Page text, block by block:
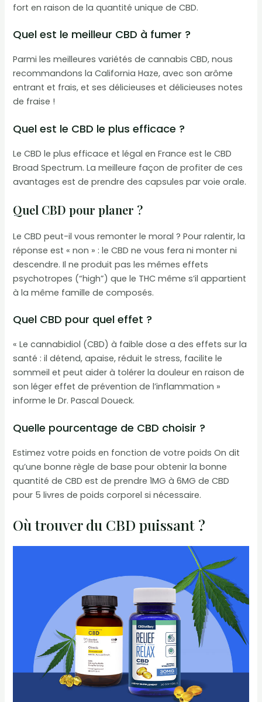
fort en raison de la quantité unique de CBD.
Quel est le meilleur CBD à fumer ?
Parmi les meilleures variétés de cannabis CBD, nous
recommandons la California Haze, avec son arôme
entrant et frais, et ses délicieuses et délicieuses notes
de fraise !
Quel est le CBD le plus efficace ?
Le CBD le plus efficace et légal en France est le CBD
Broad Spectrum. La meilleure façon de profiter de ces
avantages est de prendre des capsules par voie orale.
Quel CBD pour planer ?
Le CBD peut-il vous remonter le moral ? Pour ralentir, la
réponse est « non » : le CBD ne vous fera ni monter ni
descendre. Il ne produit pas les mêmes effets
psychotropes (“high”) que le THC même s’il appartient
à la même famille de composés.
Quel CBD pour quel effet ?
« Le cannabidiol (CBD) à faible dose a des effets sur la
santé : il détend, apaise, réduit le stress, facilite le
sommeil et peut aider à tolérer la douleur en raison de
son léger effet de prévention de l’inflammation »
informe le Dr. Pascal Doueck.
Quelle pourcentage de CBD choisir ?
Estimez votre poids en fonction de votre poids On dit
qu’une bonne règle de base pour obtenir la bonne
quantité de CBD est de prendre 1MG à 6MG de CBD
pour 5 livres de poids corporel si nécessaire.
Où trouver du CBD puissant ?